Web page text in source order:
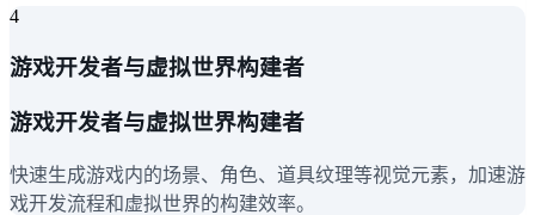
4
游戏开发者与虚拟世界构建者
游戏开发者与虚拟世界构建者
快速生成游戏内的场景、角色、道具纹理等视觉元素，加速游
戏开发流程和虚拟世界的构建效率。